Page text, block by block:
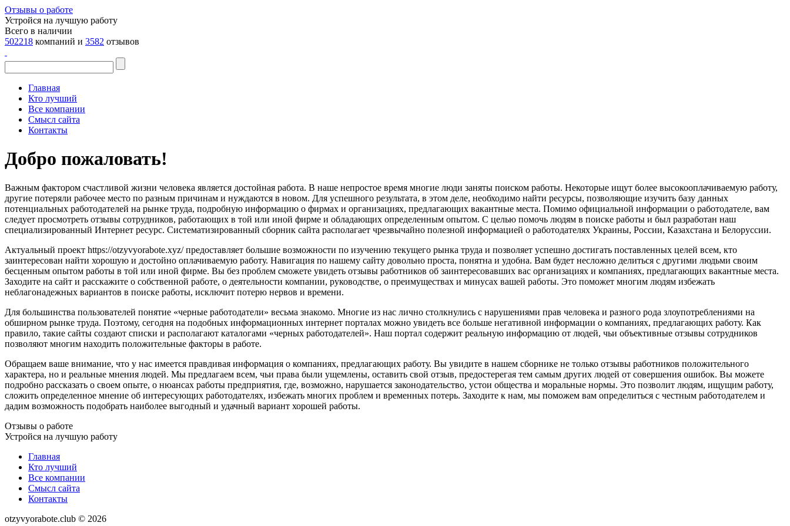
Отзывы о работе
Устройся на лучшую работу
Всего в наличии
502218 компаний и 3582 отзывов
Главная
Кто лучший
Все компании
Смысл сайта
Контакты
Добро пожаловать!
Важным фактором счастливой жизни человека является достойная работа. В наше непростое время многие люди заняты поиском работы. Некоторые ищут более высокооплачиваемую работу,
другие потеряли рабочее место по разным причинам и нуждаются в новом. Для успешного результата, в этом деле, необходимо найти ресурсы, позволяющие изучить базу данных
потенциальных работодателей на рынке труда, подробную информацию о фирмах и организациях, предлагающих вакантные места. Помимо официальной информации о работодателе, вам
следует просмотреть отзывы сотрудников, работающих в той или иной фирме и обладающих определенным опытом. С целью помочь людям в поиске работы и был разработан наш
специализированный Интернет ресурс. Систематизированный сборник сайта располагает чрезвычайно полезной информацией о работодателях Украины, России, Казахстана и Белоруссии.
Актуальный проект https://otzyvyorabote.xyz/ предоставляет большие возможности по изучению текущего рынка труда и позволяет успешно достигать поставленных целей всем, кто
заинтересован найти хорошую и достойно оплачиваемую работу. Навигация по нашему сайту довольно проста, понятна и удобна. Вам будет несложно делиться с другими людьми своим
бесценным опытом работы в той или иной фирме. Вы без проблем сможете увидеть отзывы работников об заинтересовавших вас организациях и компаниях, предлагающих вакантные места.
Заходите на сайт и расскажите о собственной работе, о деятельности компании, руководстве, о преимуществах и минусах вашей работы. Это поможет многим людям избежать
неблагонадежных вариантов в поиске работы, исключит потерю нервов и времени.
Для большинства пользователей понятие «черные работодатели» весьма знакомо. Многие из нас лично столкнулись с нарушениями прав человека и разного рода злоупотреблениями на
обширном рынке труда. Поэтому, сегодня на подобных информационных интернет порталах можно увидеть все больше негативной информации о компаниях, предлагающих работу. Как
правило, такие сайты создают списки и располагают каталогами «черных работодателей». Наш портал содержит реальную информацию от людей, чьи объективные отзывы сотрудников
позволяют многим находить положительные факторы в работе.
Обращаем ваше внимание, что у нас имеется правдивая информация о компаниях, предлагающих работу. Вы увидите в нашем сборнике не только отзывы работников положительного
характера, но и реальные мнения людей. Мы предлагаем всем, чьи права были ущемлены, оставить свой отзыв, предостерегая тем самым других людей от совершения ошибок. Вы можете
подробно рассказать о своем опыте, о нюансах работы предприятия, где, возможно, нарушается законодательство, устои общества и моральные нормы. Это позволит людям, ищущим работу,
сложить определенное мнение об интересующих работодателях, избежать многих проблем и временных потерь. Заходите к нам, мы поможем вам определиться с честным работодателем и
дадим возможность подобрать наиболее выгодный и удачный вариант хорошей работы.
Отзывы о работе
Устройся на лучшую работу
Главная
Кто лучший
Все компании
Смысл сайта
Контакты
otzyvyorabote.club © 2026